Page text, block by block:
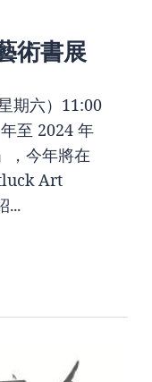
術書展
期六）11:00
至 2024 年
，今年將在
Art
...